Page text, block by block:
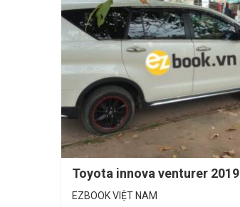
Toyota innova venturer 2019
EZBOOK VIỆT NAM